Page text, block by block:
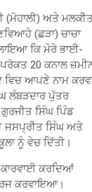
(ਮੋਹਾਲੀ) ਅਤੇ
(ਛੜਾ) ਚਾਚਾ
ਲਾਇਆ ਕਿ ਮੇਰੇ ਭਾਈ-
20 ਕਨਾਲ
ਵਿਚ ਆਪਣੇ ਨਾਮ
ਲੰਬੜਦਾਰ ਪੁੱਤਰ
ਸਿੰਘ ਪਿੰਡ
ਜਸਪ੍ਰੀਤ ਸਿੰਘ ਅਤੇ
ਨੂੰ ਵੇਚ ਦਿੱਤੀ।
ਕਰਦਿਆਂ
ਕਰਵਾਇਆ।